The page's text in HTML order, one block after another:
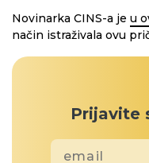
Novinarka CINS-a je u
način istraživala ovu
Prijavite